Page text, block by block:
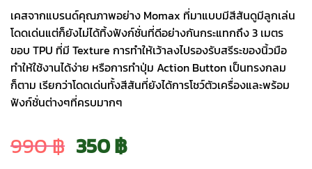
เคสจากแบรนด์คุณภาพอย่าง Momax ที่มาแบบมีสีสันดูมีลูกเล่น
โดดเด่นแต่ก็ยังไม่ได้ทิ้งฟังก์ชั่นที่ดีอย่างกันกระแทกถึง 3 เมตร
ขอบ TPU ที่มี Texture การทำให้เว้าลงไปรองรับสรีระของนิ้วมือ
ทำให้ใช้งานได้ง่าย หรือการทำปุ่ม Action Button เป็นทรงกลม
ก็ตาม เรียกว่าโดดเด่นทั้งสีสันที่ยังได้การโชว์ตัวเครื่องและพร้อม
ฟังก์ชั่นต่างๆที่ครบมากๆ
990฿ Original
350฿Current